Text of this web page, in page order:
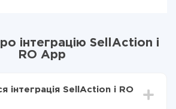
інтеграцію SellAction і
RO App
інтеграція SellAction і RO